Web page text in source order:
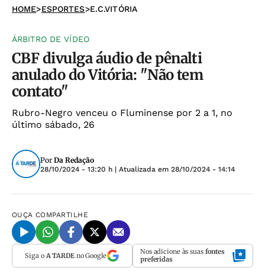
HOME>ESPORTES>E.C.VITÓRIA
ÁRBITRO DE VÍDEO
CBF divulga áudio de pênalti
anulado do Vitória: "Não tem
contato"
Rubro-Negro venceu o Fluminense por 2 a 1, no
último sábado, 26
Por Da Redação
28/10/2024 - 13:20 h | Atualizada em 28/10/2024 - 14:14
OUÇA COMPARTILHE
Siga o A TARDEno Google Nos adicione às suas fontes
preferidas